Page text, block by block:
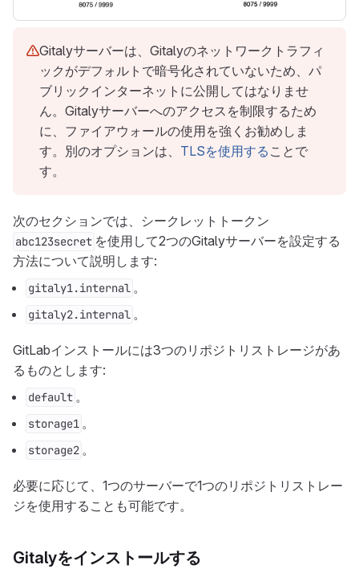
Gitalyサーバーは、Gitalyのネットワークトラフィ
ックがデフォルトで暗号化されていないため、パ
ブリックインターネットに公開してはなりませ
ん。Gitalyサーバーへのアクセスを制限するため
に、ファイアウォールの使用を強くお勧めしま
す。別のオプションは、 TLSを使用する ことで
す。
次のセクションでは、シークレットトークン
abc123secret を使用して2つのGitalyサーバーを設定する
方法について説明します:
gitaly1.internal 。
gitaly2.internal 。
GitLabインストールには3つのリポジトリストレージがあ
るものとします:
default 。
storage1 。
storage2 。
必要に応じて、1つのサーバーで1つのリポジトリストレー
ジを使用することも可能です。
Gitalyをインストールする